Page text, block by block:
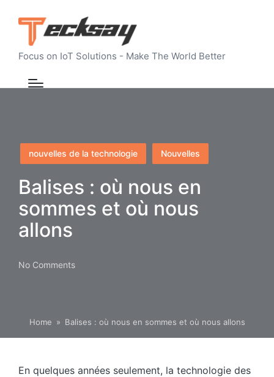
Focus on IoT Solutions - Make The World Better
Posted
in
nouvelles de la technologie Nouvelles
Balises : où nous en
sommes et où nous
allons
No Comments
Home » Balises : où nous en sommes et où nous allons
En quelques années seulement, la technologie des